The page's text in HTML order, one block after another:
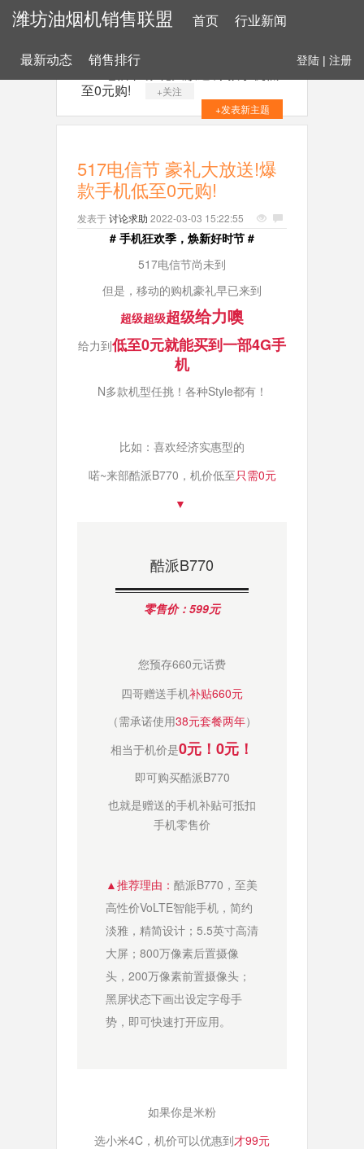
潍坊油烟机销售联盟 首页 行业新闻
最新动态 销售排行 登陆 | 注册
至0元购!
+关注
+发表新主题
517电信节 豪礼大放送!爆
款手机低至0元购!
发表于讨论求助 2022-03-03 15:22:55
# 手机狂欢季，焕新好时节 #
517电信节尚未到
但是，移动的购机豪礼早已来到
超级超级超级给力噢
给力到低至0元就能买到一部4G手
机
N多款机型任挑！各种Style都有！
比如： 喜欢经济实惠型的
喏~来部酷派B770， 机价低至只需0元
▼
酷派B770
零售价：599元
您预存660元话费
四哥赠送手机补贴660元
（需承诺使用38元套餐两年）
相当于机价是0元！0元！
即可购买酷派B770
也就是赠送的手机补贴可抵扣
手机零售价
▲推荐理由： 酷派B770，至美
高性价VoLTE智能手机， 简约
淡雅，精简设计；5.5英寸高清
大屏；800万像素后置摄像
头，200万像素前置摄像头；
黑屏状态下画出设定字母手
势，即可快速打开应用。
如果你是米粉
选小米4C， 机价可以优惠到才99元